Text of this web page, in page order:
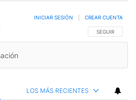
SIGA ESTA
SEGUIR
INICIAR SESIÓN CREAR CUENTA
LOS MÁS RECIENTES